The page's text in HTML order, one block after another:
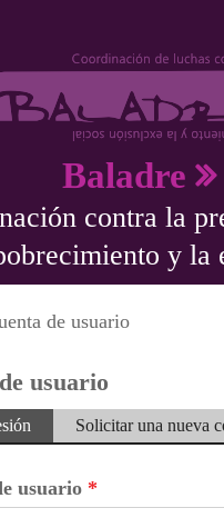
principal
Baladre
contra la
y la
usted
de usuario
usuario
principales
(solapaSolicitar una nueva
usuario *